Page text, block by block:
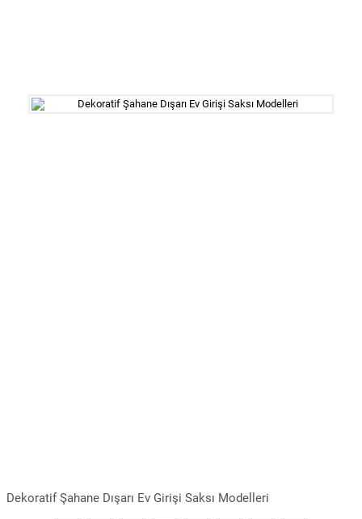
Dekoratif Şahane Dışarı Ev Girişi Saksı Modelleri